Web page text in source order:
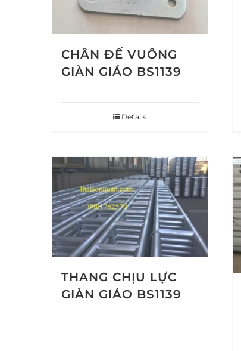
CHÂN ĐẾ VUÔNG
GIÀN GIÁO BS1139
Details
THANG CHỊU LỰC
GIÀN GIÁO BS1139